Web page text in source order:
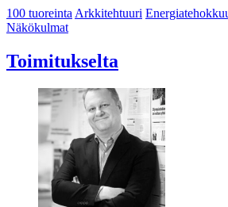
100 tuoreintaArkkitehtuuri
Näkökulmat
Toimitukselta